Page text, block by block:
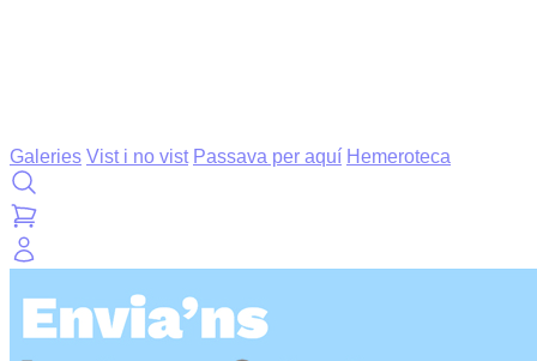
Galeries Vist i no vist Passava per aquí Hemeroteca